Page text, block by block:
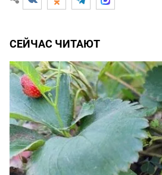
СЕЙЧАС ЧИТАЮТ